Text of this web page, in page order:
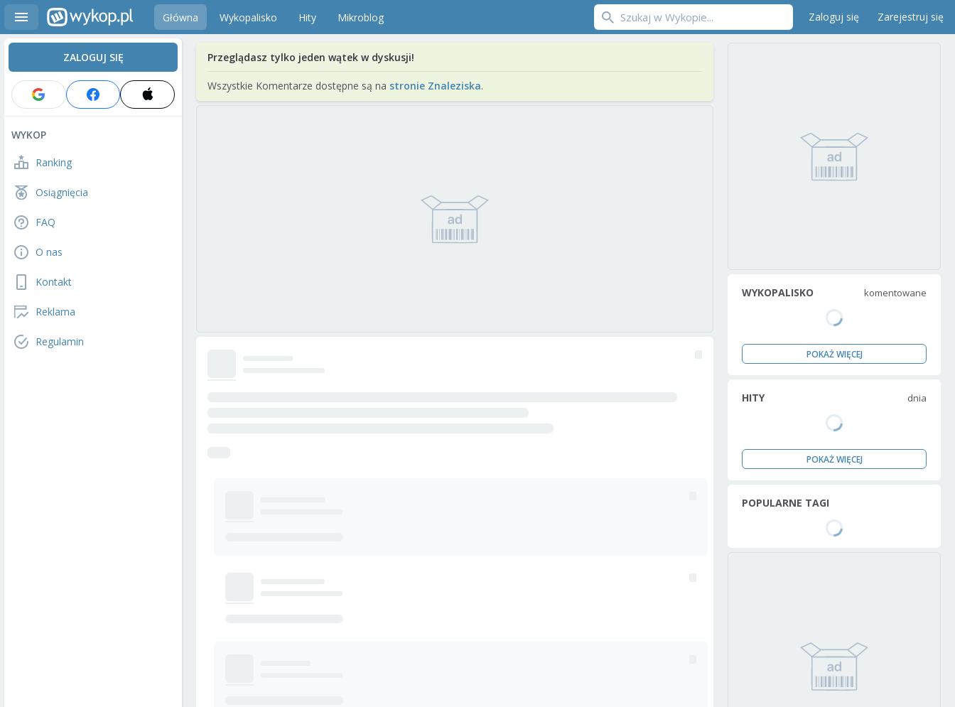
Główna Wykopalisko Hity Mikroblog Zaloguj się Zarejestruj się
ZALOGUJ SIĘ
WYKOP
Ranking
Osiągnięcia
FAQ
O nas
Kontakt
Reklama
Regulamin
Przeglądasz tylko jeden wątek w dyskusji!
Wszystkie Komentarze dostępne są na stronie Znaleziska.
WYKOPALISKO komentowane
POKAŻ WIĘCEJ
HITY dnia
POKAŻ WIĘCEJ
POPULARNE TAGI